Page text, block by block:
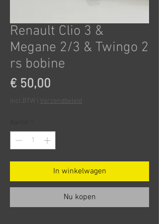
Renault Clio 3 &
Megane 2/3 & Twingo 2
rs bobine
€ 50,00
incl.BTW Verzendbeleid
In winkelwagen
Nu kopen